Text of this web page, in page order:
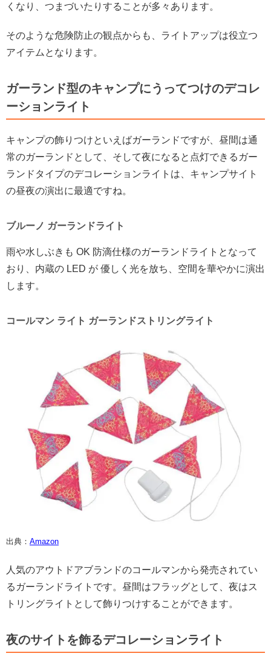
くなり、つまづいたりすることが多々あります。
そのような危険防止の観点からも、ライトアップは役立つ
アイテムとなります。
ガーランド型のキャンプにうってつけのデコレ
ーションライト
キャンプの飾りつけといえばガーランドですが、昼間は通
常のガーランドとして、そして夜になると点灯できるガー
ランドタイプのデコレーションライトは、キャンプサイト
の昼夜の演出に最適ですね。
ブルーノ ガーランドライト
雨や水しぶきも OK 防滴仕様のガーランドライトとなって
おり、内蔵の LED が 優しく光を放ち、空間を華やかに演出
します。
コールマン ライト ガーランドストリングライト
出典： Amazon
人気のアウトドアブランドのコールマンから発売されてい
るガーランドライトです。昼間はフラッグとして、夜はス
トリングライトとして飾りつけすることができます。
夜のサイトを飾るデコレーションライト